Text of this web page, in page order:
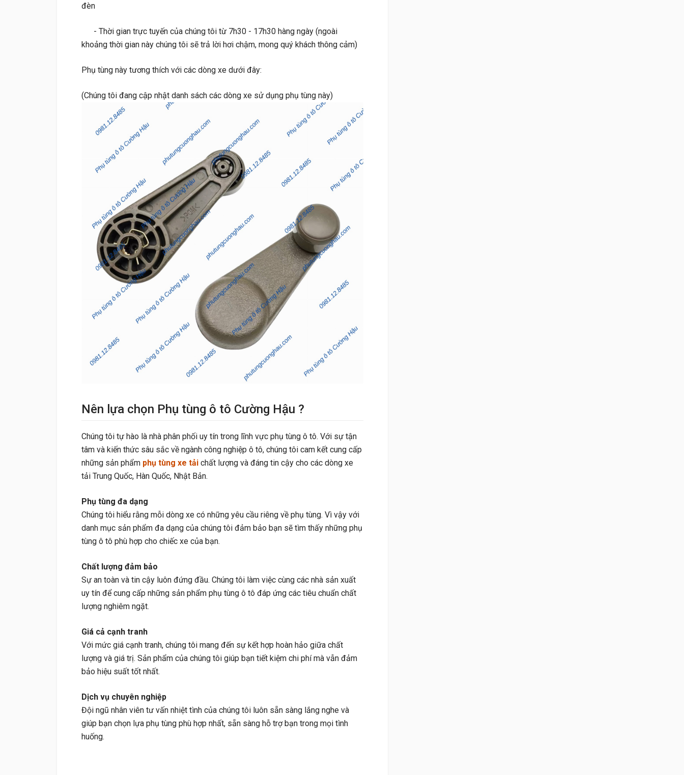
đèn
- Thời gian trực tuyến của chúng tôi từ 7h30 - 17h30 hàng ngày (ngoài
khoảng thời gian này chúng tôi sẽ trả lời hơi chậm, mong quý khách thông cảm)
Phụ tùng này tương thích với các dòng xe dưới đây:
(Chúng tôi đang cập nhật danh sách các dòng xe sử dụng phụ tùng này)
Nên lựa chọn Phụ tùng ô tô Cường Hậu ?
Chúng tôi tự hào là nhà phân phối uy tín trong lĩnh vực phụ tùng ô tô. Với sự tận
tâm và kiến thức sâu sắc về ngành công nghiệp ô tô, chúng tôi cam kết cung cấp
những sản phẩm phụ tùng xe tải chất lượng và đáng tin cậy cho các dòng xe
tải Trung Quốc, Hàn Quốc, Nhật Bản.
Phụ tùng đa dạng
Chúng tôi hiểu rằng mỗi dòng xe có những yêu cầu riêng về phụ tùng. Vì vậy với
danh mục sản phẩm đa dạng của chúng tôi đảm bảo bạn sẽ tìm thấy những phụ
tùng ô tô phù hợp cho chiếc xe của bạn.
Chất lượng đảm bảo
Sự an toàn và tin cậy luôn đứng đầu. Chúng tôi làm việc cùng các nhà sản xuất
uy tín để cung cấp những sản phẩm phụ tùng ô tô đáp ứng các tiêu chuẩn chất
lượng nghiêm ngặt.
Giá cả cạnh tranh
Với mức giá cạnh tranh, chúng tôi mang đến sự kết hợp hoàn hảo giữa chất
lượng và giá trị. Sản phẩm của chúng tôi giúp bạn tiết kiệm chi phí mà vẫn đảm
bảo hiệu suất tốt nhất.
Dịch vụ chuyên nghiệp
Đội ngũ nhân viên tư vấn nhiệt tình của chúng tôi luôn sẵn sàng lắng nghe và
giúp bạn chọn lựa phụ tùng phù hợp nhất, sẵn sàng hỗ trợ bạn trong mọi tình
huống.